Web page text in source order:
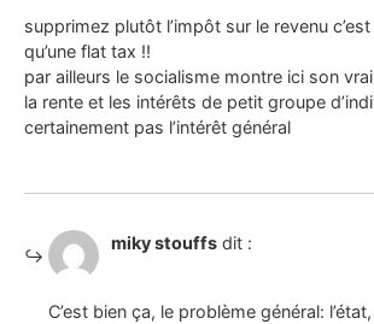
supprimez plutôt l’impôt sur le revenu
qu’une flat tax !!
par ailleurs le socialisme montre ici son
la rente et les intérêts de petit groupe
certainement pas l’intérêt général
miky stouffs dit :
C’est bien ça, le problème général: